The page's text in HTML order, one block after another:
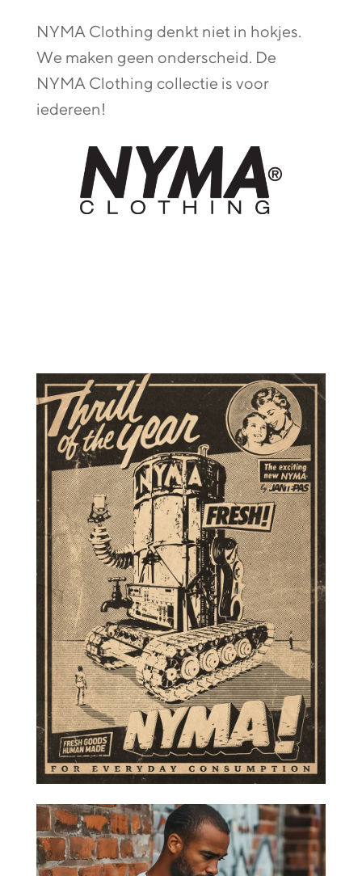
NYMA Clothing denkt niet in hokjes.
We maken geen onderscheid. De
NYMA Clothing collectie is voor
iedereen!